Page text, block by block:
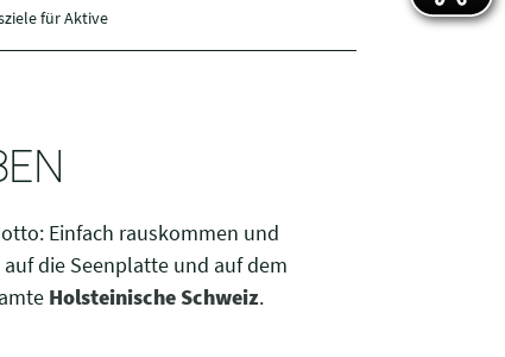
für Aktive
Einfach rauskommen und
die Seenplatte und auf dem
Holsteinische Schweiz.